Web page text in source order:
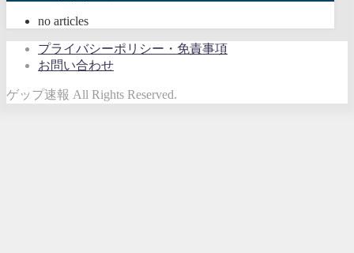
no articles
プライバシーポリシー・免責事項
お問い合わせ
ゲップ速報 All Rights Reserved.